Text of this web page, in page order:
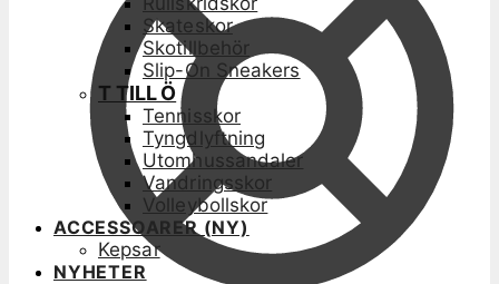
Skateskor
Skotillbehör
Slip-On Sneakers
T TILL Ö
Tennisskor
Tyngdlyftning
Utomhussandaler
Vandringsskor
Volleybollskor
ACCESSOARER (NY)
Kepsar
NYHETER